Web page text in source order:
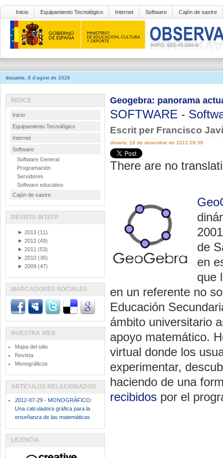
Inicio Equipamiento Tecnológico Internet Software Cajón de sastre
dissabte, 8 d'agost de 2026
Geogebra: panorama
SOFTWARE -
Escrit per Francisco
dimarts, 18 de desembre de 2012 09:39
There are no
de
en
que
en un referente no
Educación
ámbito universitario
apoyo matemático.
virtual donde los
experimentar,
haciendo de una
recibidos por el
ÍNDICE
Inicio
Equipamiento Tecnológico
Internet
Software
Software General
Programación
Servidores
Software educativo
Cajón de sastre
REVISTA INTEFP
► 2013 (11)
► 2012 (49)
► 2011 (53)
► 2010 (36)
► 2009 (47)
MARCADORES SOCIALES
NUESTRA WEB
Mapa del sitio
Revista
Monográficos
ARTÍCULOS RELACIONADOS
2012-07-29 - MONOGRÁFICO:
Una calculadora gráfica para la
enseñanza de las matemáticas
LICENCIA